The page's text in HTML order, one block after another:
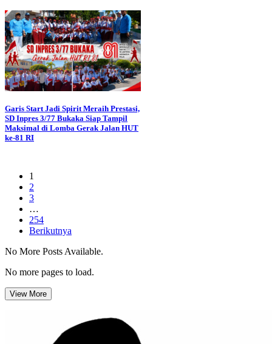
Garis Start Jadi Spirit Meraih Prestasi,
SD Inpres 3/77 Bukaka Siap Tampil
Maksimal di Lomba Gerak Jalan HUT
ke-81 RI
1
2
3
…
254
Berikutnya
No More Posts Available.
No more pages to load.
View More